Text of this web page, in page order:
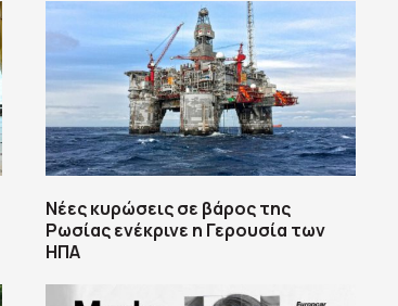
Νέες κυρώσεις σε βάρος της
Ρωσίας ενέκρινε η Γερουσία των
ΗΠΑ